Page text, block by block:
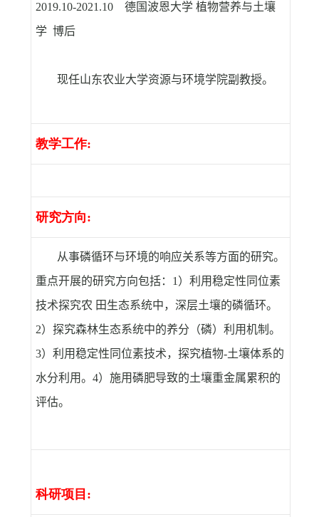
2019.10-2021.10 德国波恩大学 植物营养与土壤
学 博后
现任山东农业大学资源与环境学院副教授。
教学工作:
研究方向:
从事磷循环与环境的响应关系等方面的研究。
重点开展的研究方向包括： 1）利用稳定性同位素
技术探究农 田生态系统中，深层土壤的磷循环。
2）探究森林生态系统中的养分（磷）利用机制。
3）利用稳定性同位素技术，探究植物-土壤体系的
水分利用。 4）施用磷肥导致的土壤重金属累积的
评估。
科研项目 :